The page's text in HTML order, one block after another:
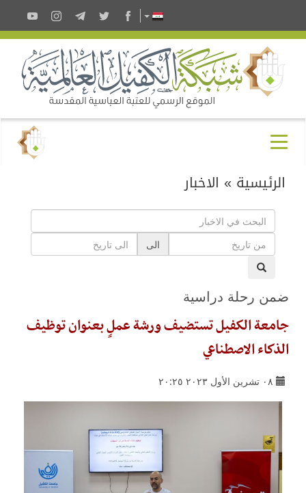
الرئيسية » الاخبار
الى
ضمن رحلة دراسية
جامعة الكفيل تستضيف ورشة عملٍ بعنوان توظيف
الذكاء الاصطناعي
٠٨ تشرين الأول ٢٠٢٣ ٢٠:٢٥